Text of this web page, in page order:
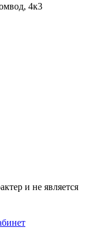
4к3
и не является